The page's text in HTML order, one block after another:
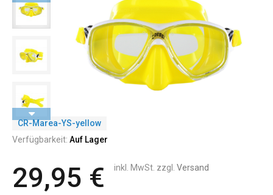
CR-Marea-YS-yellow
Verfügbarkeit: Auf Lager
29,95 € inkl. MwSt. zzgl. Versand